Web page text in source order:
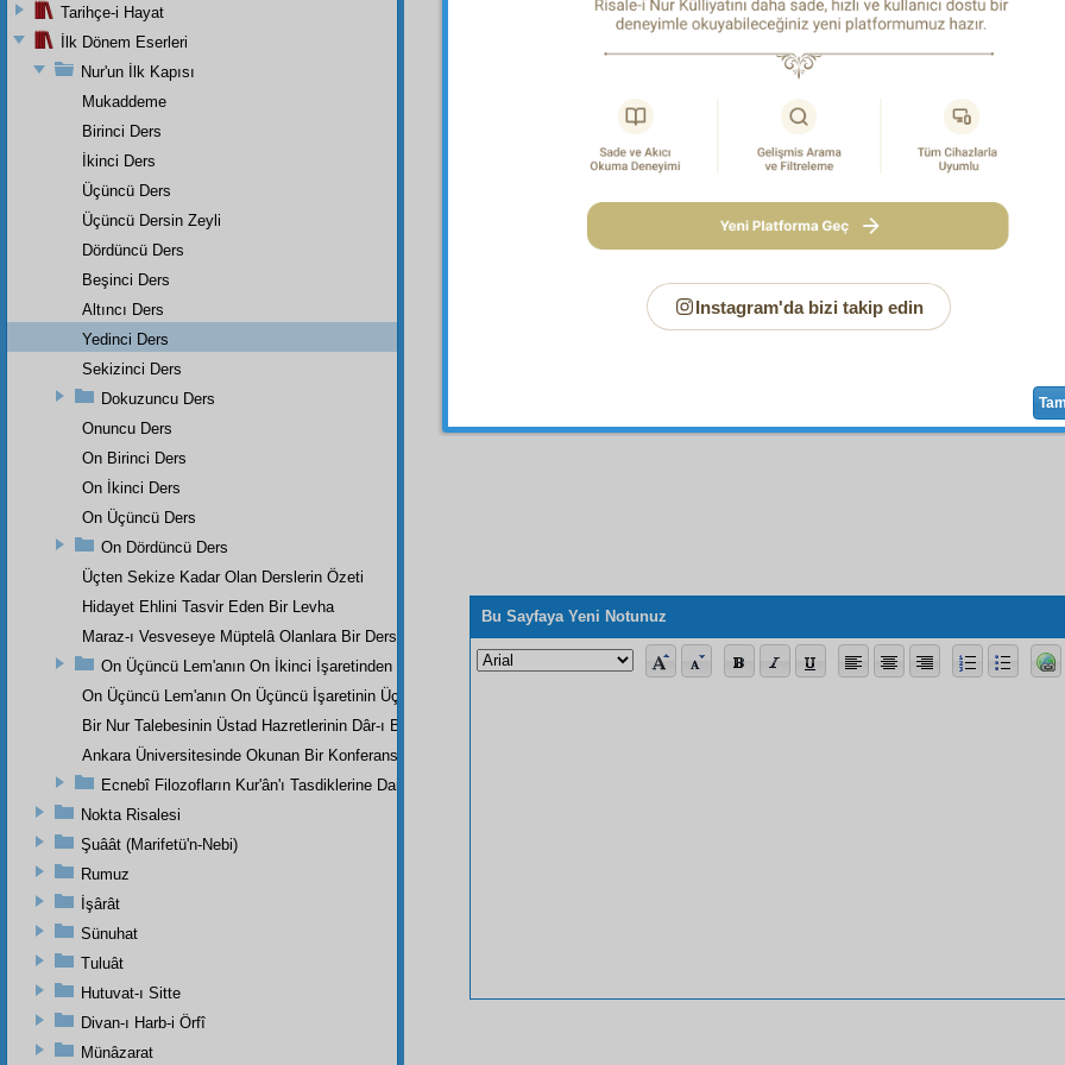
"O ne güzel sâhip ve O ne güzel yardımcıdır." Enfâl Sûresi, 8:40.
Bu Sayfaya Yeni Notunuz
Tarihçe-i Hayat
İlk Dönem Eserleri
Nur'un İlk Kapısı
Mukaddeme
Birinci Ders
İkinci Ders
Üçüncü Ders
Üçüncü Dersin Zeyli
Dördüncü Ders
Beşinci Ders
Altıncı Ders
Yedinci Ders
Sekizinci Ders
Dokuzuncu Ders
Onuncu Ders
On Birinci Ders
On İkinci Ders
On Üçüncü Ders
On Dördüncü Ders
Üçten Sekize Kadar Olan Derslerin Özeti
Hidayet Ehlini Tasvir Eden Bir Levha
Maraz-ı Vesveseye Müptelâ Olanlara Bir Ders
On Üçüncü Lem'anın On İkinci İşaretinden
On Üçüncü Lem'anın On Üçüncü İşaretinin Üçüncü Noktasından
Bir Nur Talebesinin Üstad Hazretlerinin Dâr-ı Bekaya İrtihallerinden Evvel Risale-i Nur ve Üstad Hakkındaki Bir Takrizi
Ankara Üniversitesinde Okunan Bir Konferans
Ecnebî Filozofların Kur'ân'ı Tasdiklerine Dair Şehadetleri
Nokta Risalesi
Şuâât (Marifetü'n-Nebi)
Rumuz
İşârât
Sünuhat
Tuluât
Hutuvat-ı Sitte
Divan-ı Harb-i Örfî
Münâzarat
Instagram'da bizi takip edin